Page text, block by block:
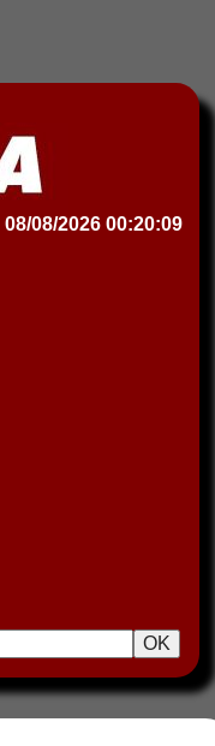
08/08/2026 00:20:09